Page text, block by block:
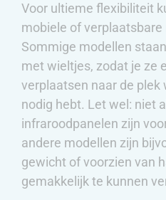
Voor ultieme flexibiliteit
mobiele of
Sommige modellen
met wieltjes, zodat je ze
verplaatsen naar de plek
nodig hebt. Let wel: niet
infraroodpanelen zijn
andere modellen zijn
gewicht of voorzien van
gemakkelijk te kunnen